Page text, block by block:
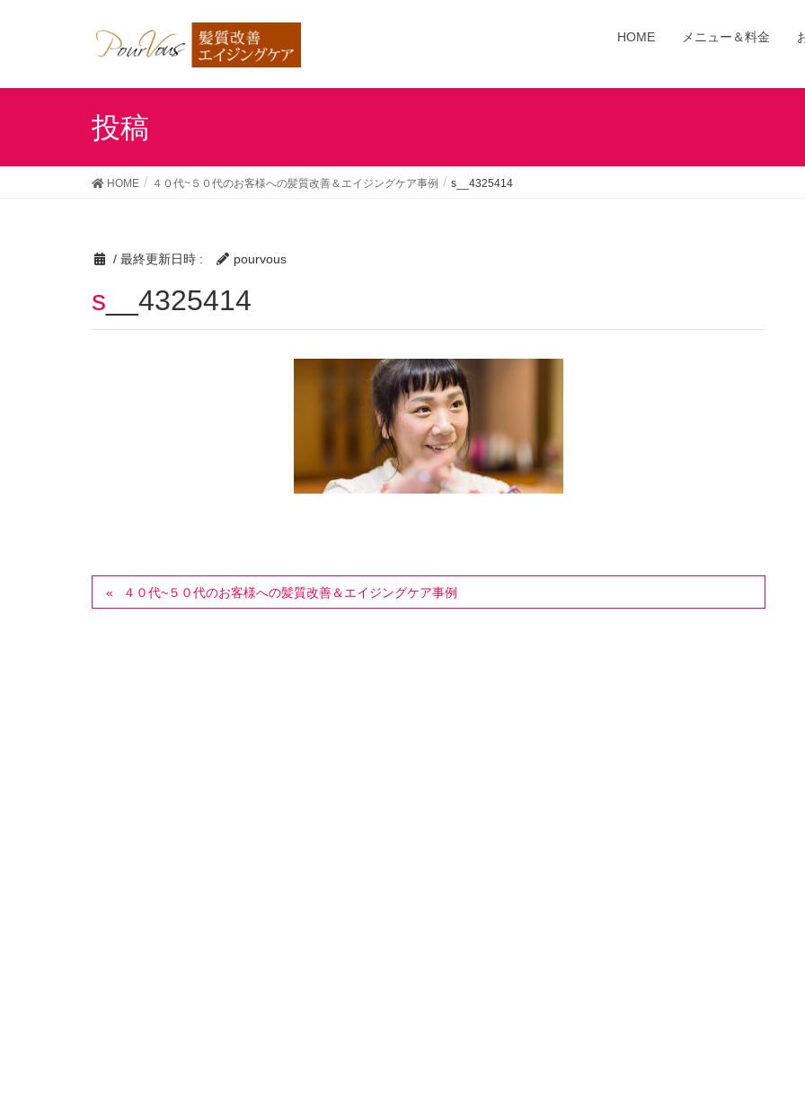
HOME メニュー＆料金
投稿
HOME ４０代~５０代のお客様への髪質改善＆エイジングケア事例 s__4325414
/ 最終更新日時 : pourvous
s__4325414
４０代~５０代のお客様への髪質改善＆エイジングケア事例